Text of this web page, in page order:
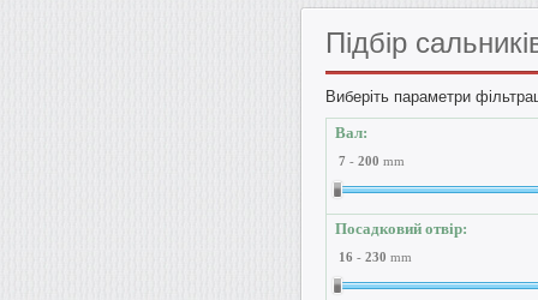
Підбір
Виберіть параметри
Вал:
7 - 200 mm
Посадковий отвір:
16 - 230 mm